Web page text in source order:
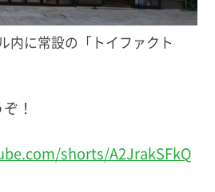
内に常設の「トイファクト
！
shorts/A2JrakSFkQ